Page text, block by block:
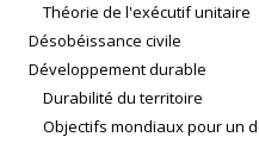
Théorie de l'exécutif unitaire
Désobéissance civile
Développement durable
Durabilité du territoire
Objectifs mondiaux pour un